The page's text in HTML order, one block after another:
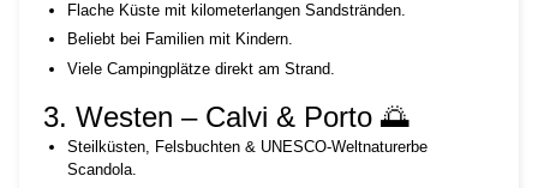
Flache Küste mit kilometerlangen Sandstränden.
Beliebt bei Familien mit Kindern.
Viele Campingplätze direkt am Strand.
3. Westen – Calvi & Porto 🌅
Steilküsten, Felsbuchten & UNESCO-Weltnaturerbe
Scandola.